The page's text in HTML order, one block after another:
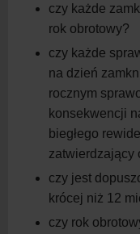
czy każde
rok obrotowy?
czy każde
na dzień
rocznym
konsekwencji
biegłego
zatwierdzający
czy jest
krócej niż 12
czy rok